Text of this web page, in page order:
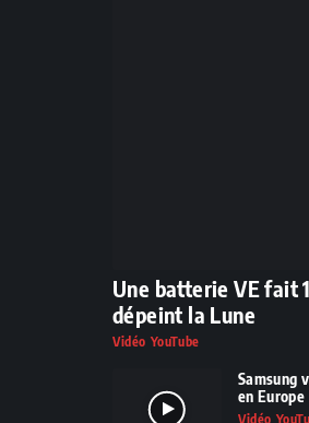
Une batterie VE fait
dépeint la Lune
Vidéo YouTube
Samsung
en Europe
Vidéo